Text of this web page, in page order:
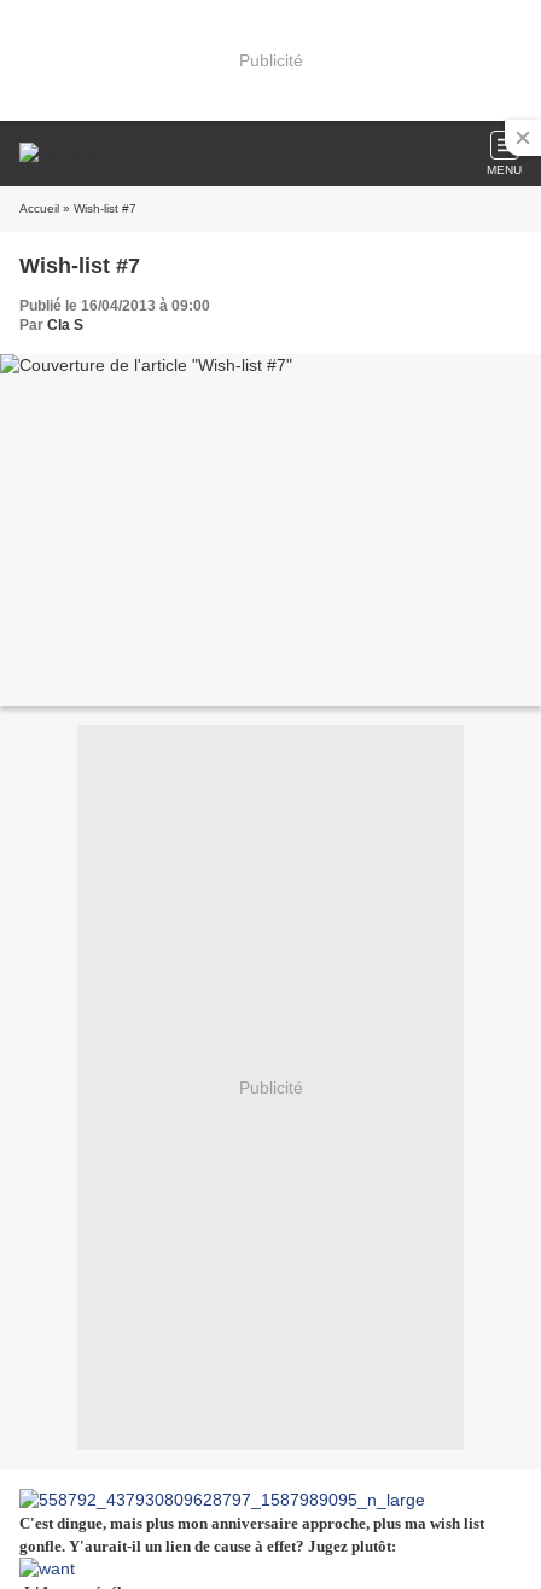
Publicité
MENU
Accueil » Wish-list #7
Wish-list #7
Publié le 16/04/2013 à 09:00
Par Cla S
Publicité
C'est dingue, mais plus mon anniversaire approche, plus ma wish list
gonfle. Y'aurait-il un lien de cause à effet? Jugez plutôt: